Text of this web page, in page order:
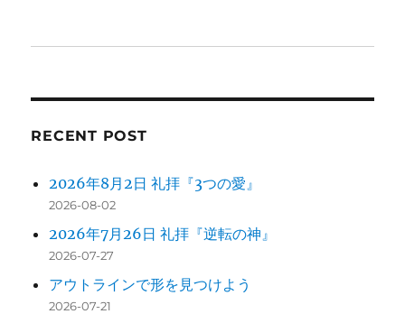
RECENT POST
2026年8月2日 礼拝『3つの愛』
2026-08-02
2026年7月26日 礼拝『逆転の神』
2026-07-27
アウトラインで形を見つけよう
2026-07-21